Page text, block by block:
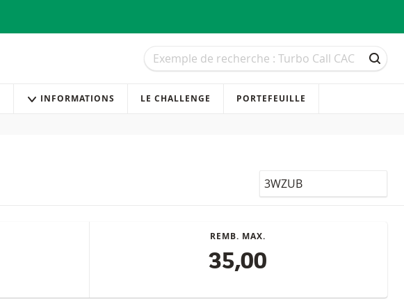
Recherche
Recherche
INFORMATIONS LE CHALLENGE PORTEFEUILLE
LocalCode
REMB. MAX.
35,00